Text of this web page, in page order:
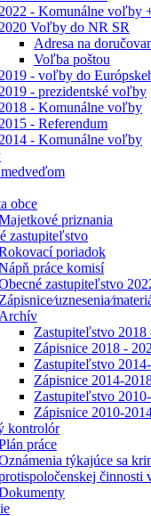
2022 - Komunálne voľby
2020 Voľby do NR SR
Adresa na
Voľba poštou
2019 - voľby do
2019 - prezidentské voľby
2018 - Komunálne voľby
2015 - Referendum
2014 - Komunálne voľby
obce
priznania
zastupiteľstvo
poriadok
práce komisí
zastupiteľstvo
Archív
Zastupiteľstvo 2018
Zápisnice 2018 -
Zastupiteľstvo
Zápisnice 2014-
Zastupiteľstvo
Zápisnice 2010-
kontrolór
práce
týkajúce sa
činnosti